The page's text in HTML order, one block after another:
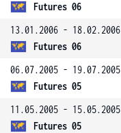
Futures 06
13.01.2006 - 18.02.2006
Futures 06
06.07.2005 - 19.07.2005
Futures 05
11.05.2005 - 15.05.2005
Futures 05